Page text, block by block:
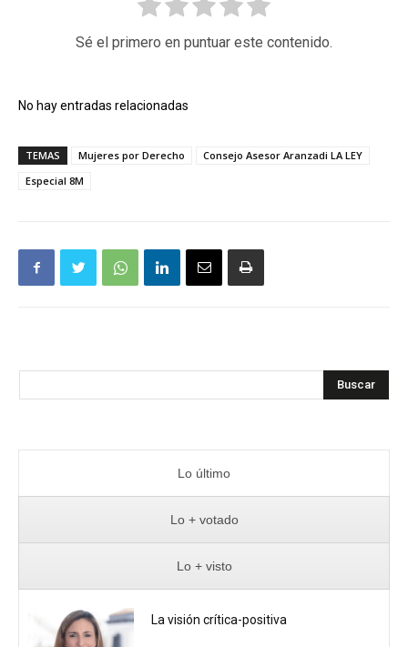
Sé el primero en puntuar este contenido.
No hay entradas relacionadas
TEMAS Mujeres por Derecho
Consejo Asesor Aranzadi LA LEY
Especial 8M
Buscar
Lo último
Lo + votado
Lo + visto
La visión crítica-positiva